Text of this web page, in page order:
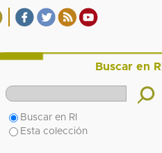
Buscar en RI
Buscar en RI
Esta colección